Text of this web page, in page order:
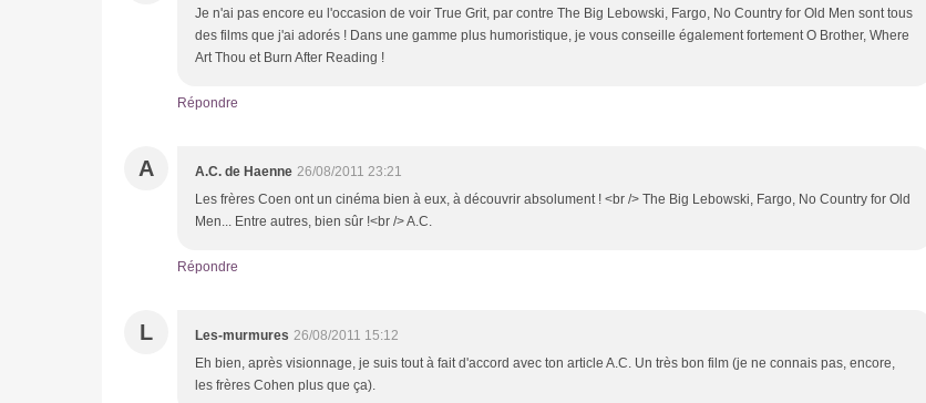
Je n'ai pas encore eu l'occasion de voir True Grit, par contre The Big Lebowski, Fargo, No Country for Old Men sont tous
des films que j'ai adorés ! Dans une gamme plus humoristique, je vous conseille également fortement O Brother, Where
Art Thou et Burn After Reading !
Répondre
A A.C. de Haenne 26/08/2011 23:21
Les frères Coen ont un cinéma bien à eux, à découvrir absolument ! <br /> The Big Lebowski, Fargo, No Country for Old
Men... Entre autres, bien sûr !<br /> A.C.
Répondre
L Les-murmures 26/08/2011 15:12
Eh bien, après visionnage, je suis tout à fait d'accord avec ton article A.C. Un très bon film (je ne connais pas, encore,
les frères Cohen plus que ça).